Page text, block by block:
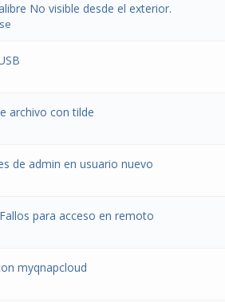
No visible desde el exterior.
archivo con tilde
de admin en usuario nuevo
para acceso en remoto
myqnapcloud